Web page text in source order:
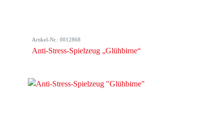
Artikel-Nr.: 0012868
Anti-Stress-Spielzeug „Glühbirne“